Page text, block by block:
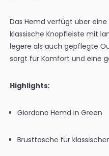
Das Hemd verfügt über
klassische Knopfleiste mit
legere als auch gepflegte
sorgt für Komfort und eine
Highlights:
Giordano Hemd in Green
Brusttasche für